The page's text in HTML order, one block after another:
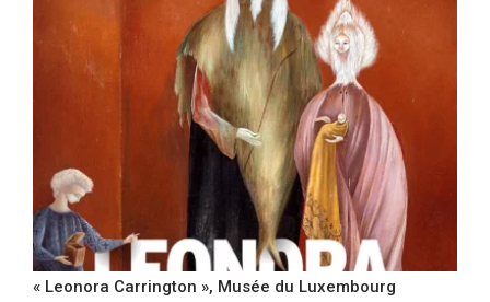
« Leonora Carrington », Musée du Luxembourg